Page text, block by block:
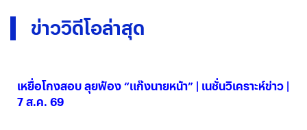
ข่าววิดีโอล่าสุด
เหยื่อโกงสอบ ลุยฟ้อง “แก๊งนายหน้า” | เนชั่นวิเคราะห์ข่าว |
7 ส.ค. 69